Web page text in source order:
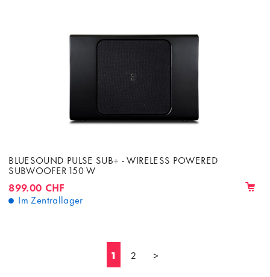
BLUESOUND PULSE SUB+ - WIRELESS POWERED
SUBWOOFER 150 W
899.00 CHF
Im Zentrallager
1 2 >